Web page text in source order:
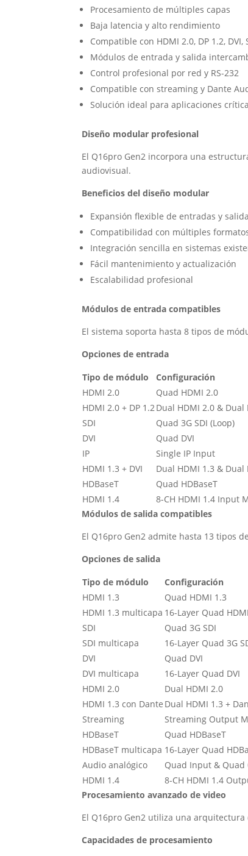
Procesamiento de múltiples capas
Baja latencia y alto rendimiento
Compatible con HDMI 2.0, DP 1.2, DVI,
Módulos de entrada y salida
Control profesional por red y RS-232
Compatible con streaming y Dante
Solución ideal para aplicaciones
Diseño modular profesional
El Q16pro Gen2 incorpora una
audiovisual.
Beneficios del diseño modular
Expansión flexible de entradas y
Compatibilidad con múltiples
Integración sencilla en sistemas
Fácil mantenimiento y actualización
Escalabilidad profesional
Módulos de entrada compatibles
El sistema soporta hasta 8 tipos de
Opciones de entrada
Tipo de módulo
Configuración
HDMI 2.0
Quad HDMI 2.0
HDMI 2.0 + DP 1.2Dual HDMI 2.0 & Dual
SDI
Quad 3G SDI (Loop)
DVI
Quad DVI
IP
Single IP Input
HDMI 1.3 + DVI
Dual HDMI 1.3 & Dual
HDBaseT
Quad HDBaseT
HDMI 1.4
8-CH HDMI 1.4 Input
Módulos de salida compatibles
El Q16pro Gen2 admite hasta 13 tipos
Opciones de salida
Tipo de módulo
Configuración
HDMI 1.3
Quad HDMI 1.3
HDMI 1.3 multicapa 16-Layer Quad
SDI
Quad 3G SDI
SDI multicapa
16-Layer Quad 3G
DVI
Quad DVI
DVI multicapa
16-Layer Quad DVI
HDMI 2.0
Dual HDMI 2.0
HDMI 1.3 con Dante Dual HDMI 1.3 +
Streaming
Streaming Output
HDBaseT
Quad HDBaseT
HDBaseT multicapa 16-Layer Quad
Audio analógico
Quad Input &
HDMI 1.4
8-CH HDMI 1.4
Procesamiento avanzado de video
El Q16pro Gen2 utiliza una
Capacidades de procesamiento